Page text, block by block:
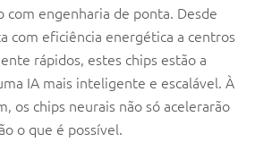
com engenharia de ponta. Desde
com eficiência energética a centros
rápidos, estes chips estão a
IA mais inteligente e escalável. À
os chips neurais não só acelerarão
o que é possível.